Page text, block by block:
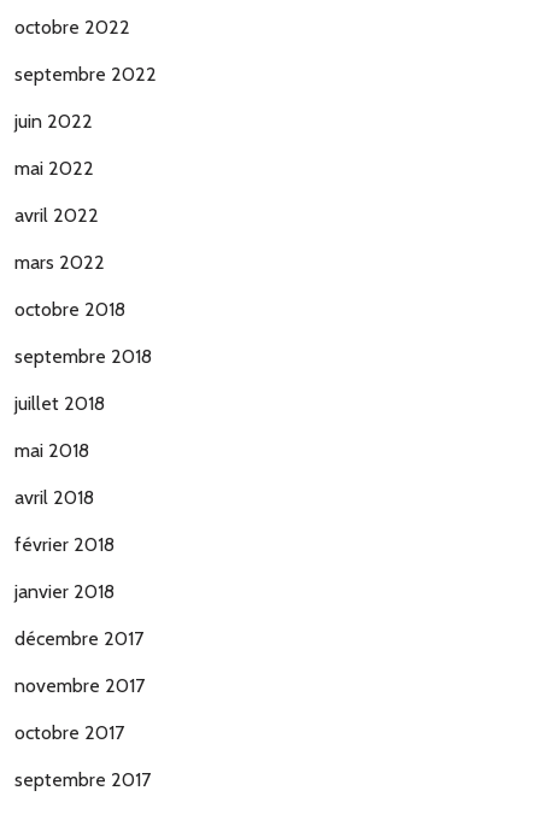
octobre 2022
septembre 2022
juin 2022
mai 2022
avril 2022
mars 2022
octobre 2018
septembre 2018
juillet 2018
mai 2018
avril 2018
février 2018
janvier 2018
décembre 2017
novembre 2017
octobre 2017
septembre 2017